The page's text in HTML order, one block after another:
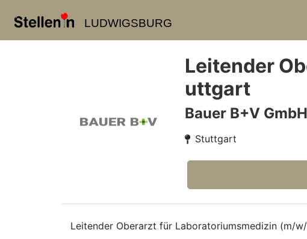
LUDWIGSBURG
Leitender
uttgart
Bauer B+V
Stuttgart
Leitender Oberarzt für Laboratoriumsmedizin (m/